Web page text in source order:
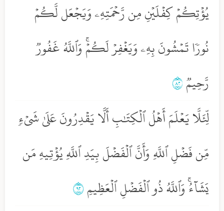
يُؤۡتِكُمۡ كِفۡلَيۡنِ مِن رَّحۡمَتِهِۦ وَيَجۡعَل لَّكُمۡ
نُورٗا تَمۡشُونَ بِهِۦ وَيَغۡفِرۡ لَكُمۡۚ وَٱللَّهُ غَفُورٞ
رَّحِيمٞ٢٨
لِّئَلَّا يَعۡلَمَ أَهۡلُ ٱلۡكِتَٰبِ أَلَّا يَقۡدِرُونَ عَلَىٰ شَيۡءٖ
مِّن فَضۡلِ ٱللَّهِ وَأَنَّ ٱلۡفَضۡلَ بِيَدِ ٱللَّهِ يُؤۡتِيهِ مَن
يَشَآءُۚ وَٱللَّهُ ذُو ٱلۡفَضۡلِ ٱلۡعَظِيمِ٢٩